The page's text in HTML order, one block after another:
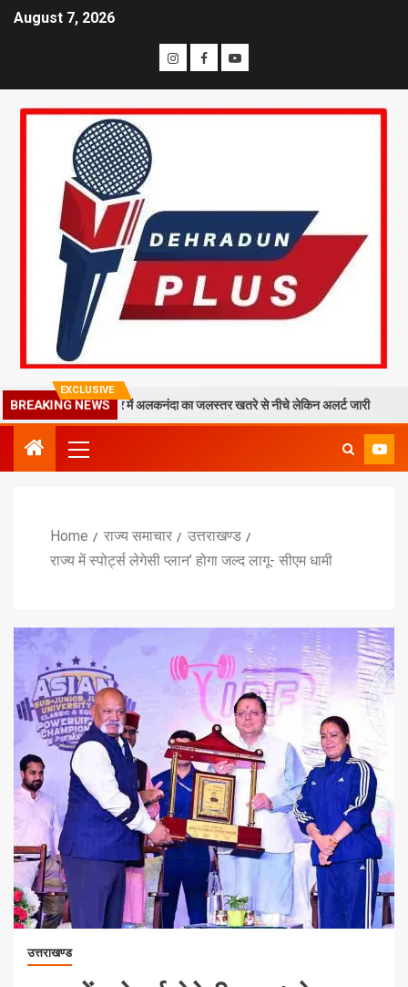
August 7, 2026
EXCLUSIVE
BREAKING NEWS
मलबा, श्रीनगर में अलकनंदा का जलस्तर खतरे से नीचे लेकिन अलर्ट जारी
Home राज्य समाचार
उत्तराखण्ड
राज्य में स्पोर्ट्स लेगेसी प्लान’ होगा जल्द लागू- सीएम धामी
उत्तराखण्ड